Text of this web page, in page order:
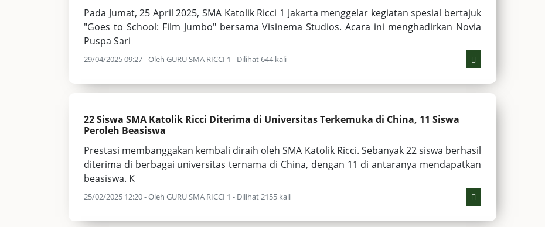
Pada Jumat, 25 April 2025, SMA Katolik Ricci 1 Jakarta menggelar kegiatan spesial bertajuk
"Goes to School: Film Jumbo" bersama Visinema Studios. Acara ini menghadirkan Novia
Puspa Sari
29/04/2025 09:27 - Oleh GURU SMA RICCI 1 - Dilihat 644 kali
22 Siswa SMA Katolik Ricci Diterima di Universitas Terkemuka di China, 11 Siswa
Peroleh Beasiswa
Prestasi membanggakan kembali diraih oleh SMA Katolik Ricci. Sebanyak 22 siswa berhasil
diterima di berbagai universitas ternama di China, dengan 11 di antaranya mendapatkan
beasiswa. K
25/02/2025 12:20 - Oleh GURU SMA RICCI 1 - Dilihat 2155 kali